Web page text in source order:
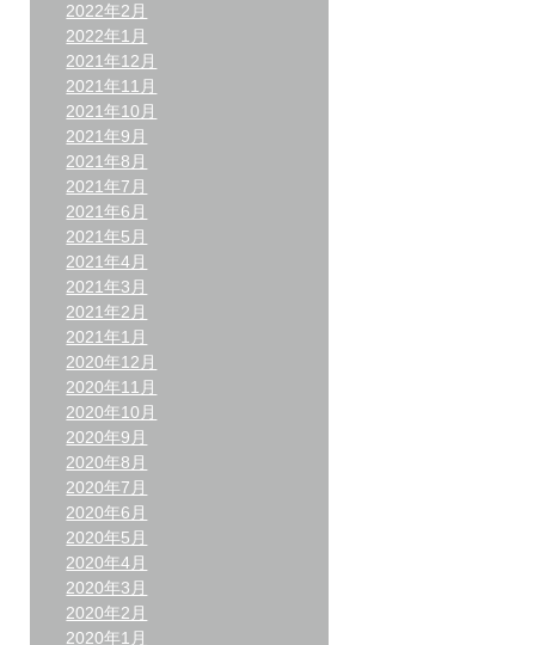
2022年2月
2022年1月
2021年12月
2021年11月
2021年10月
2021年9月
2021年8月
2021年7月
2021年6月
2021年5月
2021年4月
2021年3月
2021年2月
2021年1月
2020年12月
2020年11月
2020年10月
2020年9月
2020年8月
2020年7月
2020年6月
2020年5月
2020年4月
2020年3月
2020年2月
2020年1月